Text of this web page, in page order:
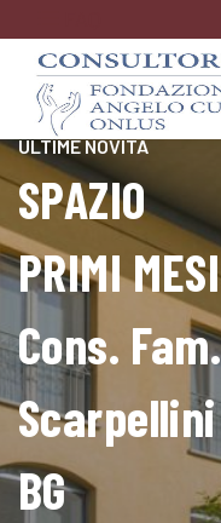
RESTA AGGIORNATO
ULTIME NOVITÀ
SPAZIO
PRIMI
Cons. Fam.
Scarpellini
BG